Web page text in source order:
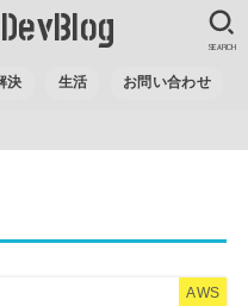
決 生活 お問い合わせ
SEARCH
AWS